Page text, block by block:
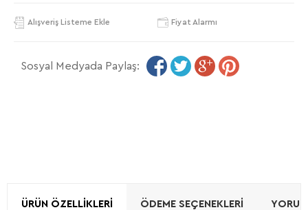
Alışveriş Listeme Ekle Fiyat Alarmı
Sosyal Medyada Paylaş:
ÜRÜN ÖZELLIKLERI ÖDEME SEÇENEKLERI